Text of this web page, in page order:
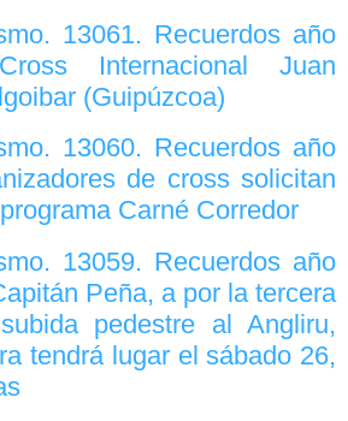
13061. Recuerdos año
Internacional Juan
(Guipúzcoa)
13060. Recuerdos año
de cross solicitan
Carné Corredor
13059. Recuerdos año
Peña, a por la tercera
pedestre al Angliru,
tendrá lugar el sábado 26,